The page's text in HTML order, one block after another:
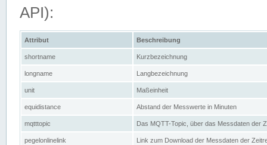
API):
Attribut Beschreibung
shortname Kurzbezeichnung
longname Langbezeichnung
unit Maßeinheit
equidistance Abstand der Messwerte in Minuten
mqtttopic Das MQTT-Topic, über das Messdaten der
pegelonlinelink Link zum Download der Messdaten der